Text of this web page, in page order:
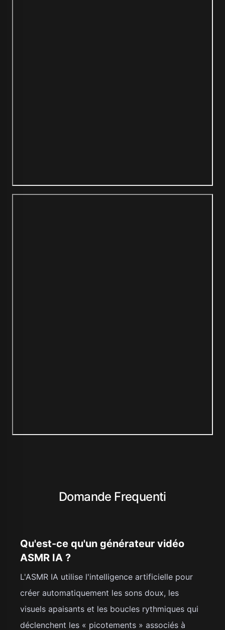
Domande Frequenti
Qu'est-ce qu'un générateur vidéo
ASMR IA ?
L'ASMR IA utilise l'intelligence artificielle pour
créer automatiquement les sons doux, les
visuels apaisants et les boucles rythmiques qui
déclenchent les « picotements » associés à